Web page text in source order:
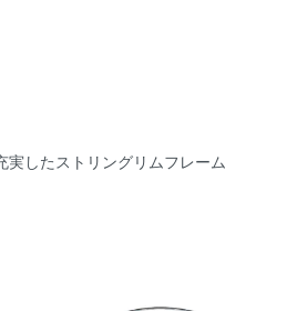
実したストリングリムフレーム